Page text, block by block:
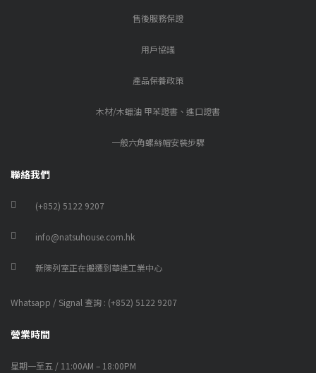
售後服務保證
用戶協議
產品保養政策
木材/木蠟油 甲苯證書、進口證書
一般六角螺絲帽安裝步驟
聯絡我們
(+852) 5122 9207
info@natsuhouse.com.hk
新陳列室正在搬遷到華達工業中心
Whatsapp / Signal 查詢 : (+852) 5122 9207
營業時間
星期一至五 / 11:00AM – 18:00PM